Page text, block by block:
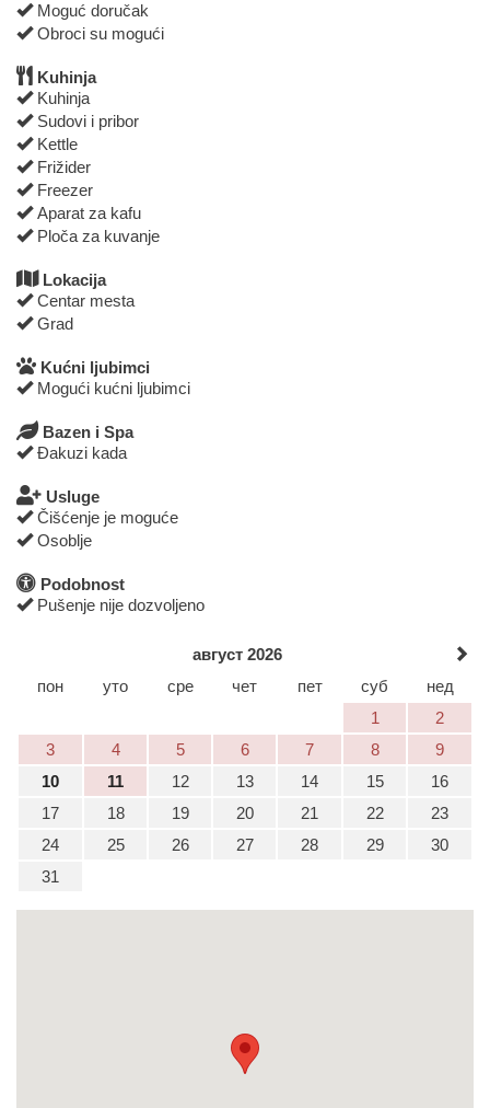
Moguć doručak
Obroci su mogući
Kuhinja
Kuhinja
Sudovi i pribor
Kettle
Frižider
Freezer
Aparat za kafu
Ploča za kuvanje
Lokacija
Centar mesta
Grad
Kućni ljubimci
Mogući kućni ljubimci
Bazen i Spa
Đakuzi kada
Usluge
Čišćenje je moguće
Osoblje
Podobnost
Pušenje nije dozvoljeno
август 2026
пон
уто сре чет пет суб
нед
1
2
3
4 5 6 7 8
9
10
11 12 13 14 15
16
17
18 19 20 21 22
23
24
25 26 27 28 29
30
31